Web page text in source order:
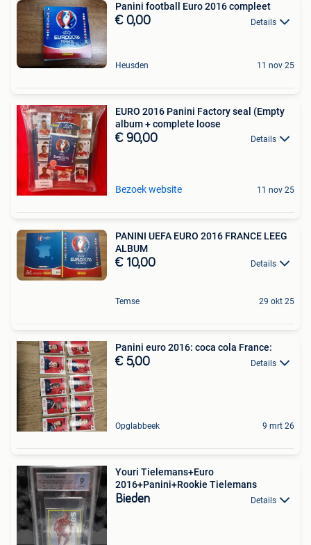
Panini football Euro 2016 compleet
€ 0,00 Details
Heusden 11 nov 25
EURO 2016 Panini Factory seal (Empty
album + complete loose
€ 90,00 Details
Bezoek website 11 nov 25
PANINI UEFA EURO 2016 FRANCE LEEG
ALBUM
€ 10,00 Details
Temse 29 okt 25
Panini euro 2016: coca cola France:
€ 5,00 Details
Opglabbeek 9 mrt 26
Youri Tielemans+Euro
2016+Panini+Rookie Tielemans
Bieden Details